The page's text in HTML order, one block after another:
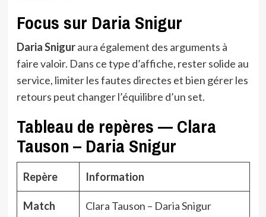
Focus sur Daria Snigur
Daria Sniguraura également des arguments à
faire valoir. Dans ce type d’affiche, rester solide au
service, limiter les fautes directes et bien gérer les
retours peut changer l’équilibre d’un set.
Tableau de repères — Clara
Tauson – Daria Snigur
Repère Information
Match Clara Tauson – Daria Snigur